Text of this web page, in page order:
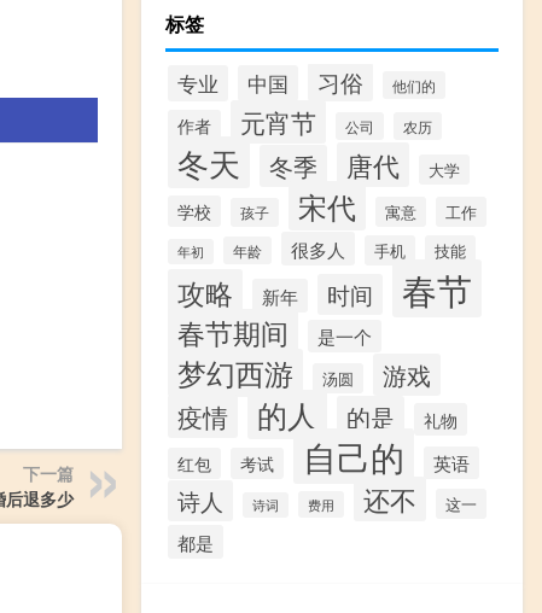
下一篇
后退多少
标签
专业 中国 习俗 他们的
作者 元宵节 公司 农历
冬天 冬季 唐代 大学
学校 孩子 宋代 寓意 工作
年初 年龄 很多人 手机 技能
攻略 新年 时间 春节
春节期间 是一个
梦幻西游 汤圆 游戏
疫情 的人 的是 礼物
红包 考试 自己的 英语
诗人 诗词 费用 还不 这一
都是